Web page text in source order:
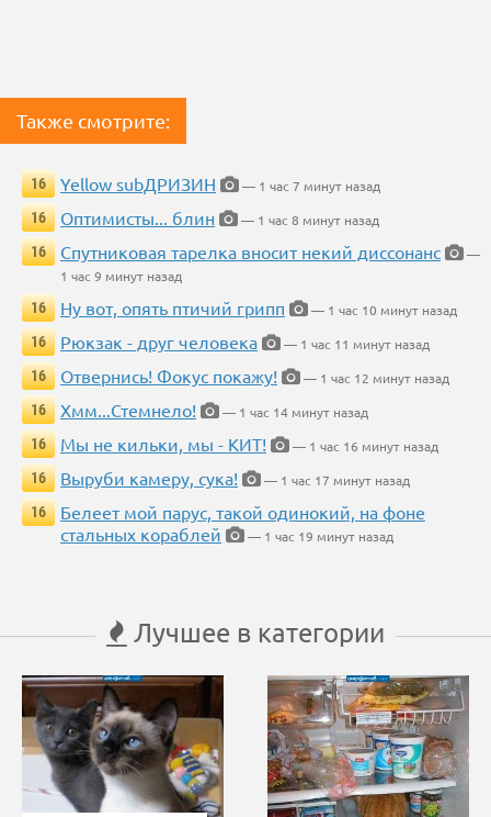
Также смотрите:
16 Yellow subДРИЗИН
— 1 час 7 минут назад
16
Оптимисты... блин
— 1 час 8 минут назад
16
Спутниковая тарелка вносит некий диссонанс
—
1 час 9 минут назад
16
Ну вот, опять птичий грипп
— 1 час 10 минут назад
16
Рюкзак - друг человека
— 1 час 11 минут назад
16
Отвернись! Фокус покажу!
— 1 час 12 минут назад
16
Хмм...Стемнело!
— 1 час 14 минут назад
16
Мы не кильки, мы - КИТ!
— 1 час 16 минут назад
16
Выруби камеру, сука!
— 1 час 17 минут назад
16
Белеет мой парус, такой одинокий, на фоне
стальных кораблей
— 1 час 19 минут назад
Лучшее в категории